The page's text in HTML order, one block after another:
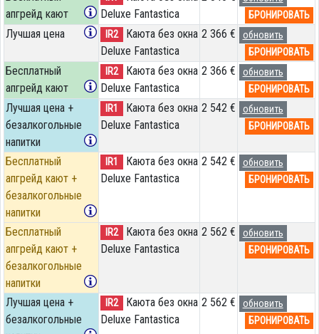
апгрейд кают
Deluxe Fantastica
БРОНИРОВАТЬ
Лучшая цена IR2
Каюта без окна
Deluxe Fantastica
2 366 €
обновить
БРОНИРОВАТЬ
Бесплатный
апгрейд кают
IR2
Каюта без окна
Deluxe Fantastica
2 366 €
обновить
БРОНИРОВАТЬ
Лучшая цена +
безалкогольные
напитки
IR1
Каюта без окна
Deluxe Fantastica
2 542 €
обновить
БРОНИРОВАТЬ
Бесплатный
апгрейд кают +
безалкогольные
напитки
IR1
Каюта без окна
Deluxe Fantastica
2 542 €
обновить
БРОНИРОВАТЬ
Бесплатный
апгрейд кают +
безалкогольные
напитки
IR2
Каюта без окна
Deluxe Fantastica
2 562 €
обновить
БРОНИРОВАТЬ
Лучшая цена +
безалкогольные
IR2
Каюта без окна
Deluxe Fantastica
2 562 €
обновить
БРОНИРОВАТЬ